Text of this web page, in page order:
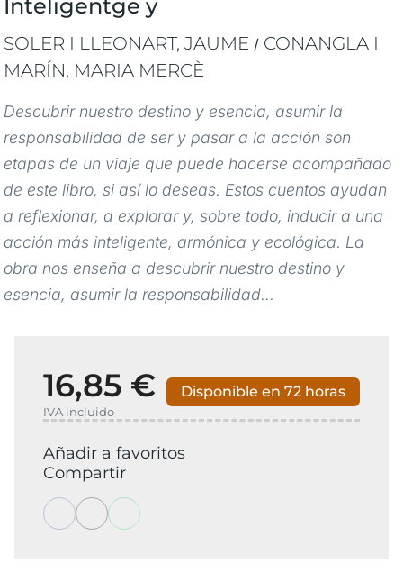
Inteligentge y
SOLER I LLEONART, JAUME / CONANGLA I
MARÍN, MARIA MERCÈ
Descubrir nuestro destino y esencia, asumir la
responsabilidad de ser y pasar a la acción son
etapas de un viaje que puede hacerse acompañado
de este libro, si así lo deseas. Estos cuentos ayudan
a reflexionar, a explorar y, sobre todo, inducir a una
acción más inteligente, armónica y ecológica. La
obra nos enseña a descubrir nuestro destino y
esencia, asumir la responsabilidad...
16,85 €
IVA incluido
Disponible en 72 horas
Añadir a favoritos
Compartir